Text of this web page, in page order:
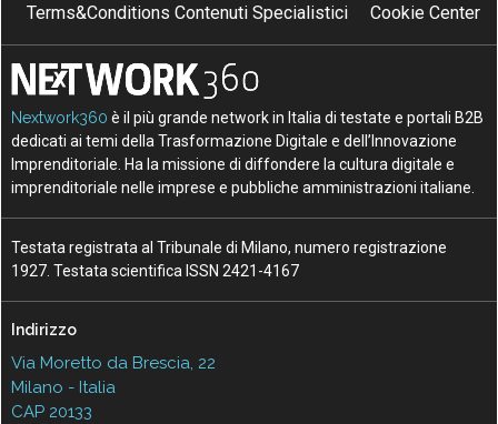
Terms&Conditions Contenuti Specialistici
Cookie Center
Nextwork360 è il più grande network in Italia di testate e portali B2B
dedicati ai temi della Trasformazione Digitale e dell’Innovazione
Imprenditoriale. Ha la missione di diffondere la cultura digitale e
imprenditoriale nelle imprese e pubbliche amministrazioni italiane.
Testata registrata al Tribunale di Milano, numero registrazione
1927. Testata scientifica ISSN 2421-4167
Indirizzo
Via Moretto da Brescia, 22
Milano - Italia
CAP 20133